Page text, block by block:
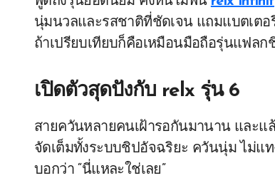
นุ่มนวลและรสชาติที่ชัดเจน แถมแบตเตอ
ถ้าเปรียบเทียบก็คือเหมือนมือถือรุ่นแฟลก
เปิดตัวสุดปังกับ relx รุ่น 6
สายควันหลายคนเฝ้ารอกันมานาน และแ
จัดเต็มทั้งระบบชิปอัจฉริยะ ควันนุ่ม ไม่แ
บอกว่า “นี่แหละใช่เลย”